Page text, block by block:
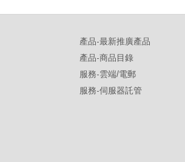
產品-最新推廣產品
產品-商品目錄
服務-雲端/電郵
服務-伺服器託管